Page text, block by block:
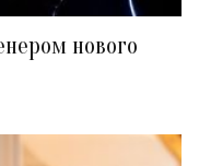
нового